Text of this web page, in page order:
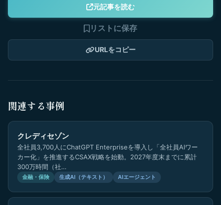
元記事を読む
リストに保存
URLをコピー
関連する事例
クレディセゾン
全社員3,700人にChatGPT Enterpriseを導入し「全社員AIワー
カー化」を推進するCSAX戦略を始動。2027年度末までに累計
300万時間（社…
金融・保険 生成AI（テキスト） AIエージェント